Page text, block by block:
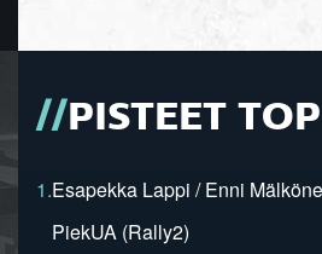
PISTEET
1.Esapekka Lappi / Enni
PiekUA (Rally2)